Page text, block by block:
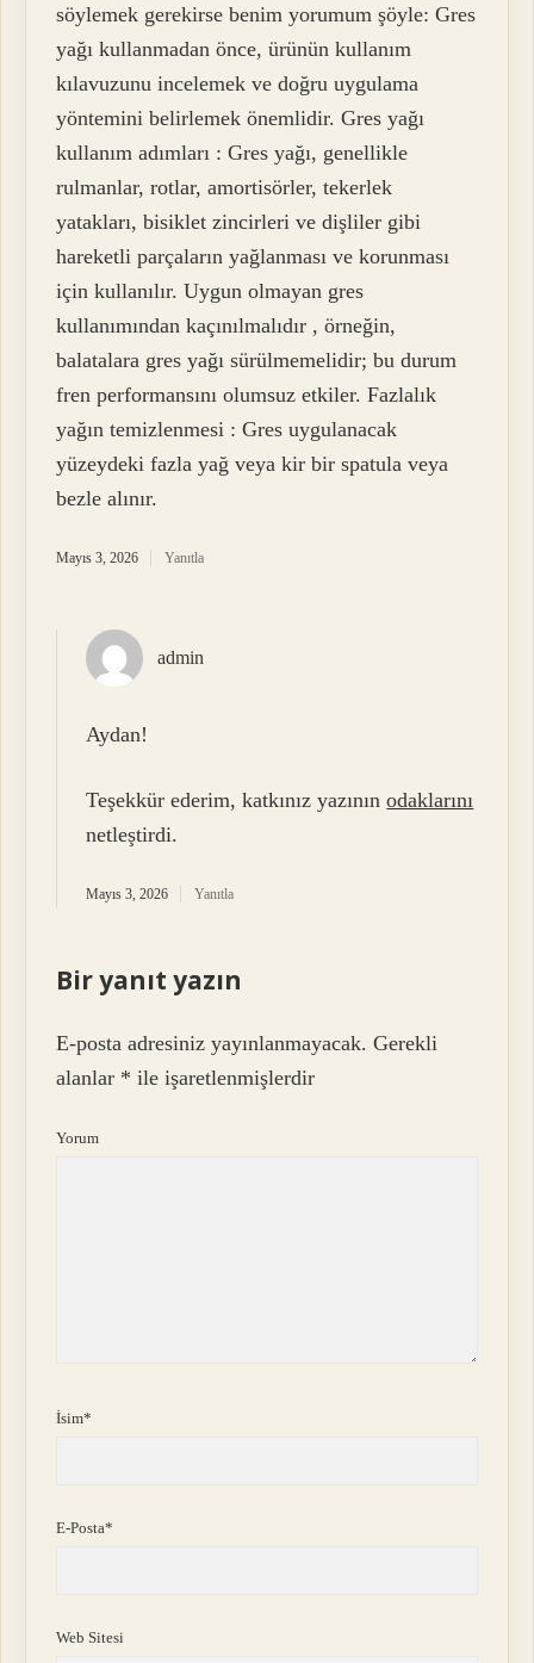
söylemek gerekirse benim yorumum şöyle: Gres
yağı kullanmadan önce, ürünün kullanım
kılavuzunu incelemek ve doğru uygulama
yöntemini belirlemek önemlidir. Gres yağı
kullanım adımları : Gres yağı, genellikle
rulmanlar, rotlar, amortisörler, tekerlek
yatakları, bisiklet zincirleri ve dişliler gibi
hareketli parçaların yağlanması ve korunması
için kullanılır. Uygun olmayan gres
kullanımından kaçınılmalıdır , örneğin,
balatalara gres yağı sürülmemelidir; bu durum
fren performansını olumsuz etkiler. Fazlalık
yağın temizlenmesi : Gres uygulanacak
yüzeydeki fazla yağ veya kir bir spatula veya
bezle alınır.
Mayıs 3, 2026 Yanıtla
admin
Aydan!
Teşekkür ederim, katkınız yazınınodaklarını
netleştirdi.
Mayıs 3, 2026 Yanıtla
Bir yanıt yazın
E-posta adresiniz yayınlanmayacak. Gerekli
alanlar * ile işaretlenmişlerdir
Yorum
İsim*
E-Posta*
Web Sitesi